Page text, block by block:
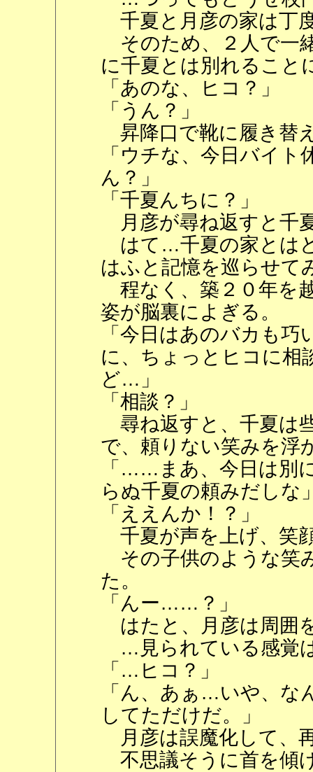
千夏と月彦の家は丁
そのため、２人で一
に千夏とは別れること
「あのな、ヒコ？」
「うん？」
昇降口で靴に履き替
「ウチな、今日バイ
ん？」
「千夏んちに？」
月彦が尋ね返すと千
はて…千夏の家とは
はふと記憶を巡らせて
程なく、築２０年を
姿が脳裏によぎる。
「今日はあのバカも
に、ちょっとヒコに相
ど…」
「相談？」
尋ね返すと、千夏は
で、頼りない笑みを浮
「……まあ、今日は別
らぬ千夏の頼みだしな
「ええんか！？」
千夏が声を上げ、笑
その子供のような笑
た。
「んー……？」
はたと、月彦は周囲
…見られている感覚
「…ヒコ？」
「ん、あぁ…いや、な
してただけだ。」
月彦は誤魔化して、
不思議そうに首を傾